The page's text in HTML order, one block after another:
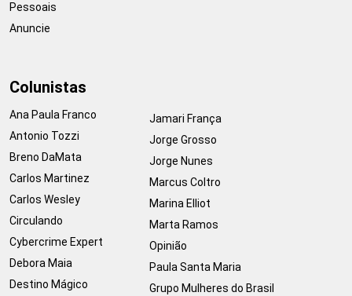
Pessoais
Anuncie
Colunistas
Ana Paula Franco
Antonio Tozzi
Breno DaMata
Carlos Martinez
Carlos Wesley
Circulando
Cybercrime Expert
Debora Maia
Destino Mágico
Jamari França
Jorge Grosso
Jorge Nunes
Marcus Coltro
Marina Elliot
Marta Ramos
Opinião
Paula Santa Maria
Grupo Mulheres do Brasil